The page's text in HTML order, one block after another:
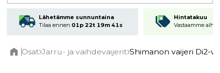
Lähetämme sunnuntaina
Tilaa ennen 01p 22t 19m 41s
Hintatakuu
Vastaamme
Osat Jarru- ja vaihdevaijerit Shimanon vaijeri Di2-